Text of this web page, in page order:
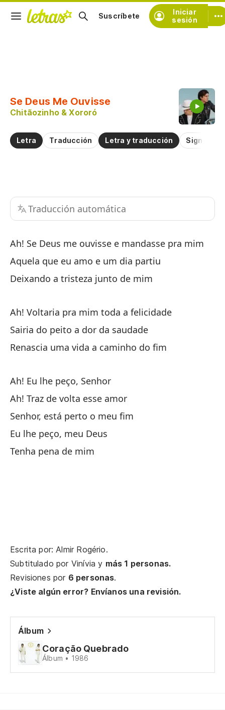
Iniciar
sesión
Suscríbete
Se Deus Me Ouvisse
Chitãozinho & Xororó
Letra Traducción Letra y traducción
Traducción automática
Ah! Se Deus me ouvisse e mandasse pra mim
Aquela que eu amo e um dia partiu
Deixando a tristeza junto de mim
Ah! Voltaria pra mim toda a felicidade
Sairia do peito a dor da saudade
Renascia uma vida a caminho do fim
Ah! Eu lhe peço, Senhor
Ah! Traz de volta esse amor
Senhor, está perto o meu fim
Eu lhe peço, meu Deus
Tenha pena de mim
Escrita por: Almir Rogério.
Subtitulado por Vinívia y más 1 personas.
Revisiones por 6 personas.
¿Viste algún error? Envíanos una revisión.
Álbum
Coração Quebrado
Álbum • 1986
Practicar la pronunciación de